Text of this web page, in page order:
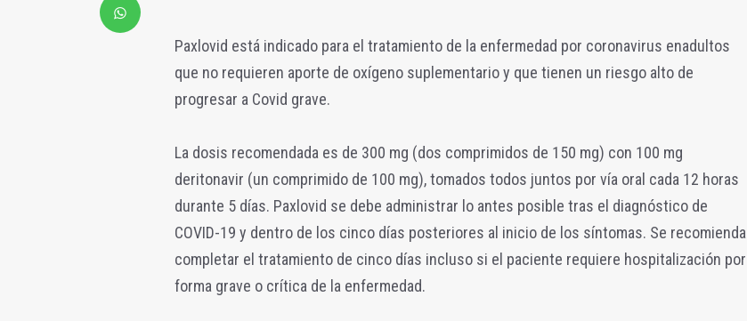
Paxlovid está indicado para el tratamiento de la enfermedad por coronavirus enadultos
que no requieren aporte de oxígeno suplementario y que tienen un riesgo alto de
progresar a Covid grave.
La dosis recomendada es de 300 mg (dos comprimidos de 150 mg) con 100 mg
deritonavir (un comprimido de 100 mg), tomados todos juntos por vía oral cada 12 horas
durante 5 días. Paxlovid se debe administrar lo antes posible tras el diagnóstico de
COVID-19 y dentro de los cinco días posteriores al inicio de los síntomas. Se recomienda
completar el tratamiento de cinco días incluso si el paciente requiere hospitalización por
forma grave o crítica de la enfermedad.